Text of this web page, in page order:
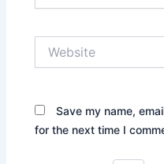
Save my name,
for the next time I